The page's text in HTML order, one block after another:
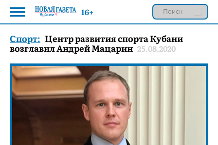
Спорт: Центр развития спорта Кубани
возглавил Андрей Мацарин 25.08.2020
16+